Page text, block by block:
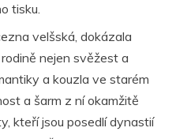
tisku.
velšská, dokázala
nejen svěžest a
a kouzla ve starém
a šarm z ní okamžitě
kteří jsou posedlí dynastií